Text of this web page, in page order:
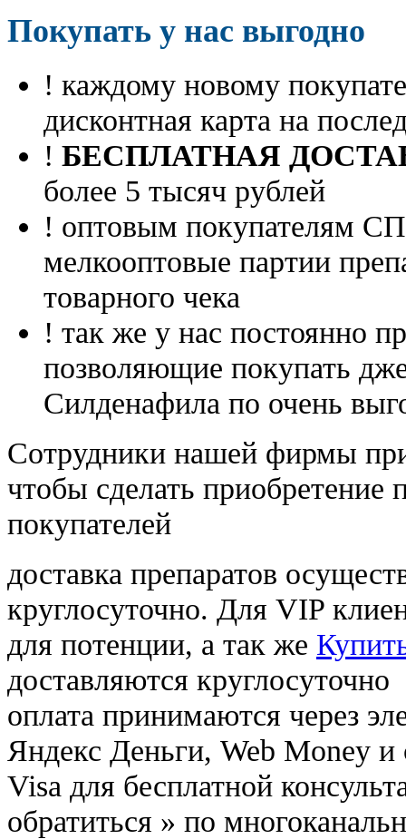
Покупать у нас выгодно
! каждому новому
дисконтная карта на
! БЕСПЛАТНАЯ
более 5 тысяч рублей
! оптовым покупателям
мелкооптовые партии
товарного чека
! так же у нас постоянно
позволяющие покупать
Силденафила по очень
Cотрудники нашей фирмы
чтобы сделать приобретение
покупателей
доставка препаратов
круглосуточно. Для VIP
для потенции, а так же
доставляются круглосуточно
оплата принимаются через
Яндекс Деньги, Web Money и
Visa для бесплатной
обратиться » по